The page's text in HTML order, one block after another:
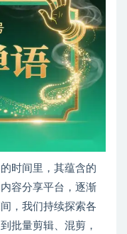
时间里，其蕴含的
容分享平台，逐渐
，我们持续探索各
批量剪辑、混剪，